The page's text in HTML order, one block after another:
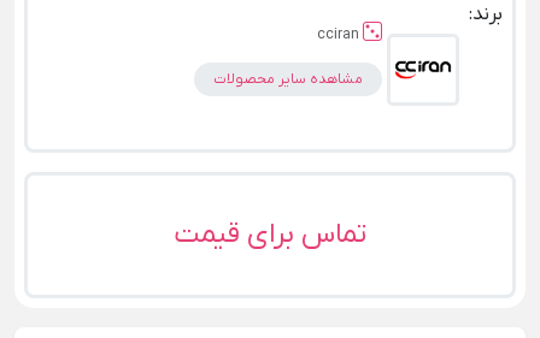
برند:
cciran
مشاهده سایر محصولات
تماس برای قیمت